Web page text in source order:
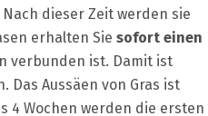
dieser Zeit werden sie
erhalten Sie sofort einen
verbunden ist. Damit ist
Das Aussäen von Gras ist
4 Wochen werden die ersten